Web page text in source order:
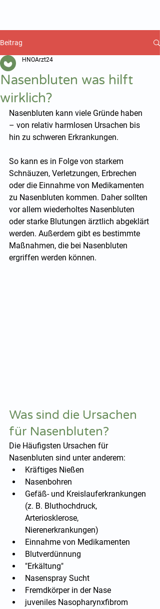
Beitrag
Nasenbluten was hilft
wirklich?
HNOArzt24
Nasenbluten kann viele Gründe haben
– von relativ harmlosen Ursachen bis
hin zu schweren Erkrankungen.
So kann es in Folge von starkem
Schnäuzen, Verletzungen, Erbrechen
oder die Einnahme von Medikamenten
zu Nasenbluten kommen. Daher sollten
vor allem wiederholtes Nasenbluten
oder starke Blutungen ärztlich abgeklärt
werden. Außerdem gibt es bestimmte
Maßnahmen, die bei Nasenbluten
ergriffen werden können.
Was sind die Ursachen
für Nasenbluten?
Die Häufigsten Ursachen für
Nasenbluten sind unter anderem:
Kräftiges Nießen
Nasenbohren
Gefäß- und Kreislauferkrankungen
(z. B. Bluthochdruck,
Arteriosklerose,
Nierenerkrankungen)
Einnahme von Medikamenten
Blutverdünnung
"Erkältung"
Nasenspray Sucht
Fremdkörper in der Nase
juveniles Nasopharynxfibrom